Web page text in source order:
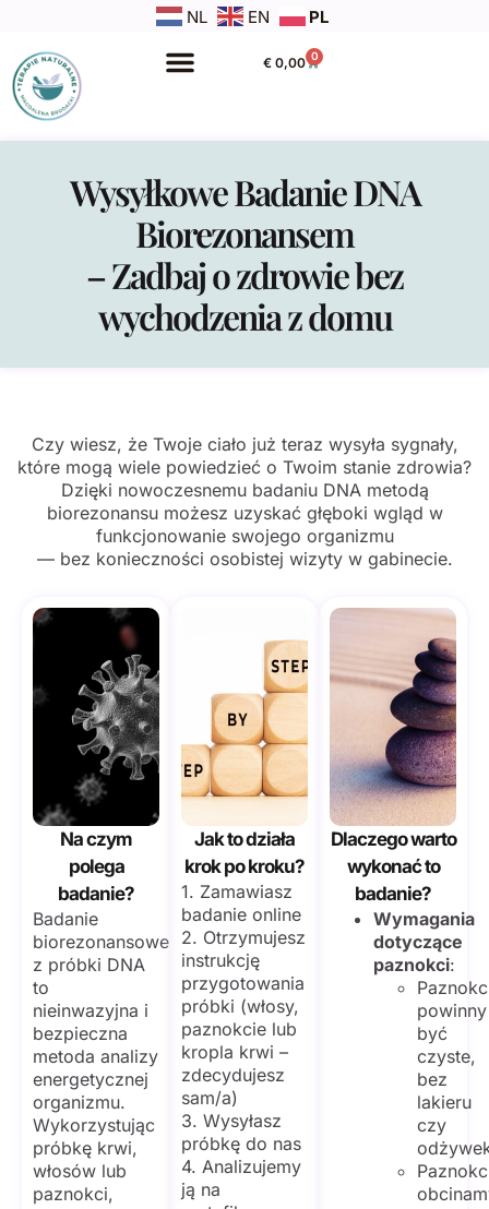
NL EN PL
€ 0,00 0
Wysyłkowe Badanie DNA
Biorezonansem
– Zadbaj o zdrowie bez
wychodzenia z domu
Czy wiesz, że Twoje ciało już teraz wysyła sygnały,
które mogą wiele powiedzieć o Twoim stanie zdrowia?
Dzięki nowoczesnemu badaniu DNA metodą
biorezonansu możesz uzyskać głęboki wgląd w
funkcjonowanie swojego organizmu
— bez konieczności osobistej wizyty w gabinecie.
Na czym
polega
badanie?
Badanie
biorezonansowe
z próbki DNA
to
nieinwazyjna i
bezpieczna
metoda analizy
energetycznej
organizmu.
Wykorzystując
próbkę krwi,
włosów lub
paznokci,
Jak to działa
krok po kroku?
1. Zamawiasz
badanie online
2. Otrzymujesz
instrukcję
przygotowania
próbki (włosy,
paznokcie lub
kropla krwi –
zdecydujesz
sam/a)
3. Wysyłasz
próbkę do nas
4. Analizujemy
ją na
Dlaczego warto
wykonać to
badanie?
Wymagania
dotyczące
paznokci:
powinny
być
czyste,
bez
lakieru
czy